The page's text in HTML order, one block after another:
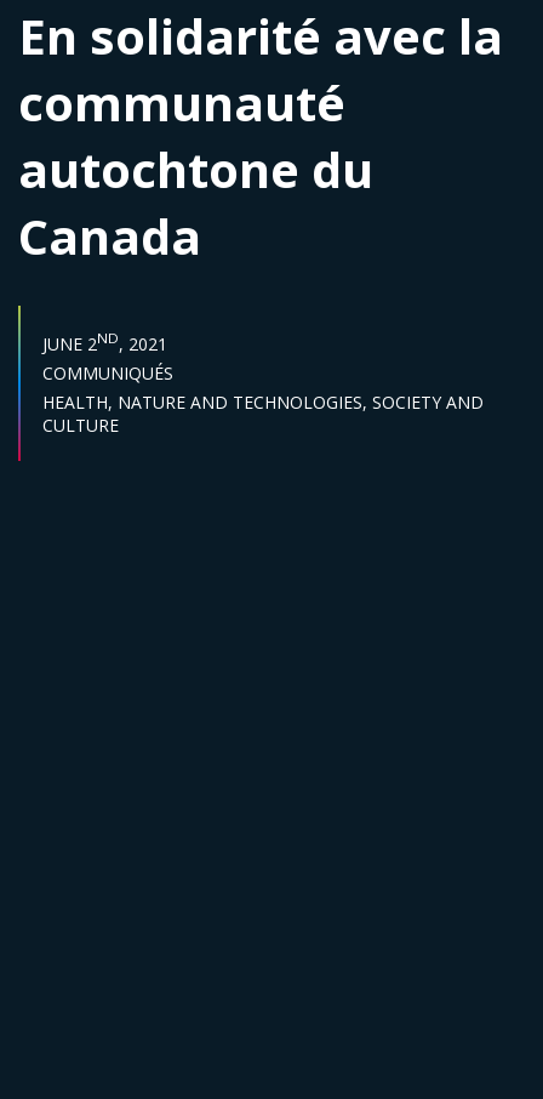
En solidarité avec la
communauté
autochtone du
Canada
PUBLISH DATE :
JUNE 2ND, 2021
Categories :
COMMUNIQUÉS
Sector :
HEALTH, NATURE AND TECHNOLOGIES, SOCIETY AND
CULTURE